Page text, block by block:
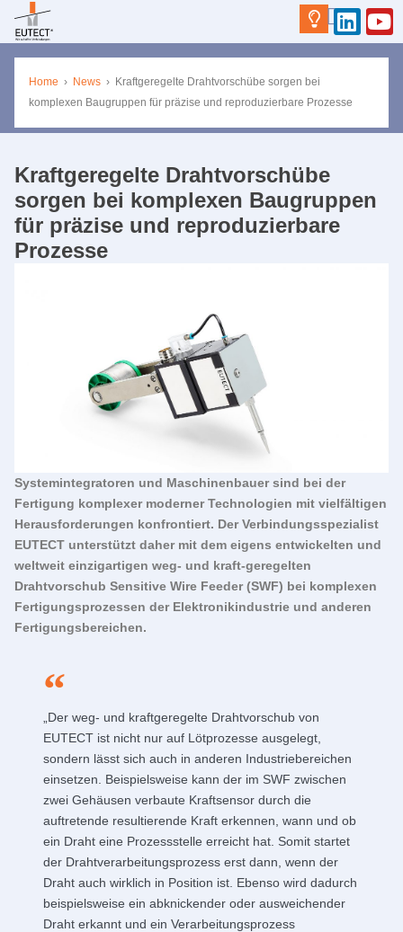
Home › News › Kraftgeregelte Drahtvorschübe sorgen bei
komplexen Baugruppen für präzise und reproduzierbare Prozesse
Kraftgeregelte Drahtvorschübe
sorgen bei komplexen Baugruppen
für präzise und reproduzierbare
Prozesse
Systemintegratoren und Maschinenbauer sind bei der
Fertigung komplexer moderner Technologien mit vielfältigen
Herausforderungen konfrontiert. Der Verbindungsspezialist
EUTECT unterstützt daher mit dem eigens entwickelten und
weltweit einzigartigen weg- und kraft-geregelten
Drahtvorschub Sensitive Wire Feeder (SWF) bei komplexen
Fertigungsprozessen der Elektronikindustrie und anderen
Fertigungsbereichen.
„Der weg- und kraftgeregelte Drahtvorschub von
EUTECT ist nicht nur auf Lötprozesse ausgelegt,
sondern lässt sich auch in anderen Industriebereichen
einsetzen. Beispielsweise kann der im SWF zwischen
zwei Gehäusen verbaute Kraftsensor durch die
auftretende resultierende Kraft erkennen, wann und ob
ein Draht eine Prozessstelle erreicht hat. Somit startet
der Drahtverarbeitungsprozess erst dann, wenn der
Draht auch wirklich in Position ist. Ebenso wird dadurch
beispielsweise ein abknickender oder ausweichender
Draht erkannt und ein Verarbeitungsprozess